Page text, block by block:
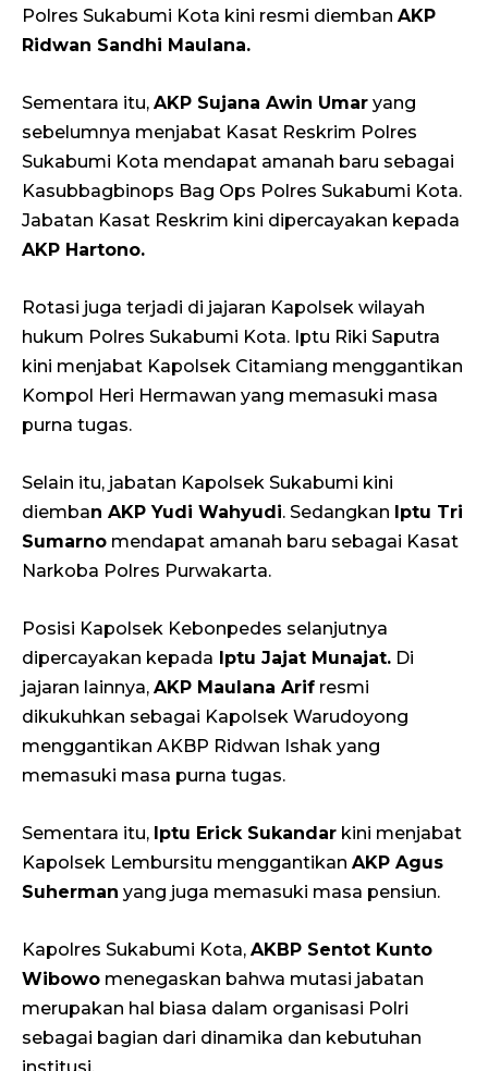
Polres Sukabumi Kota kini resmi diemban AKP
Ridwan Sandhi Maulana.
Sementara itu, AKP Sujana Awin Umar yang
sebelumnya menjabat Kasat Reskrim Polres
Sukabumi Kota mendapat amanah baru sebagai
Kasubbagbinops Bag Ops Polres Sukabumi Kota.
Jabatan Kasat Reskrim kini dipercayakan kepada
AKP Hartono.
Rotasi juga terjadi di jajaran Kapolsek wilayah
hukum Polres Sukabumi Kota. Iptu Riki Saputra
kini menjabat Kapolsek Citamiang menggantikan
Kompol Heri Hermawan yang memasuki masa
purna tugas.
Selain itu, jabatan Kapolsek Sukabumi kini
diemban AKP Yudi Wahyudi. Sedangkan Iptu Tri
Sumarno mendapat amanah baru sebagai Kasat
Narkoba Polres Purwakarta.
Posisi Kapolsek Kebonpedes selanjutnya
dipercayakan kepada Iptu Jajat Munajat. Di
jajaran lainnya, AKP Maulana Arif resmi
dikukuhkan sebagai Kapolsek Warudoyong
menggantikan AKBP Ridwan Ishak yang
memasuki masa purna tugas.
Sementara itu, Iptu Erick Sukandar kini menjabat
Kapolsek Lembursitu menggantikan AKP Agus
Suherman yang juga memasuki masa pensiun.
Kapolres Sukabumi Kota, AKBP Sentot Kunto
Wibowo menegaskan bahwa mutasi jabatan
merupakan hal biasa dalam organisasi Polri
sebagai bagian dari dinamika dan kebutuhan